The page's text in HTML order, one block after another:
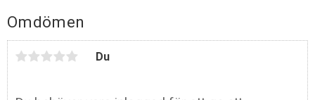
Omdömen
Du